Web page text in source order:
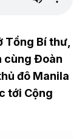
Tổng Bí thư,
cùng Đoàn
đô Manila
tới Cộng